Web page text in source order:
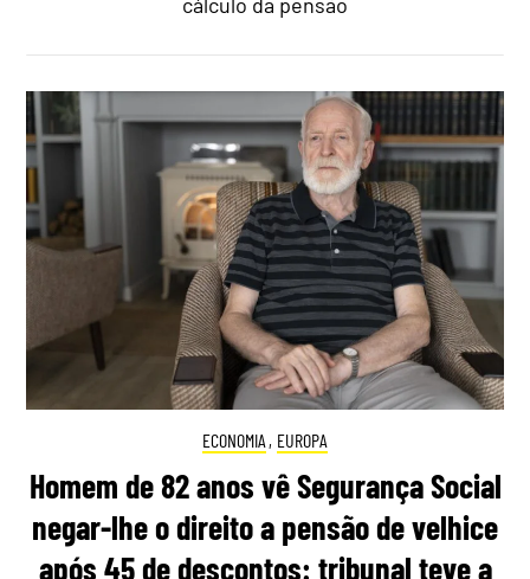
ECONOMIA , EUROPA
Homem de 82 anos vê Segurança Social
negar-lhe o direito a pensão de velhice
após 45 de descontos: tribunal teve a